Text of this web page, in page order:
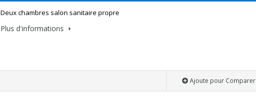
Deux chambres salon sanitaire propre
Plus d'informations
Ajoute pour Comparer